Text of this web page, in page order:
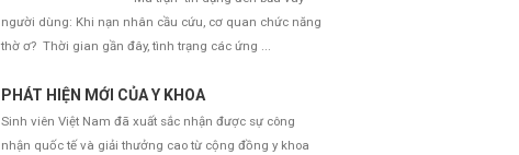
người dùng: Khi nạn nhân cầu cứu, cơ quan chức năng
thờ ơ? Thời gian gần đây, tình trạng các ứng ...
PHÁT HIỆN MỚI CỦA Y KHOA
Sinh viên Việt Nam đã xuất sắc nhận được sự công
nhận quốc tế và giải thưởng cao từ cộng đồng y khoa